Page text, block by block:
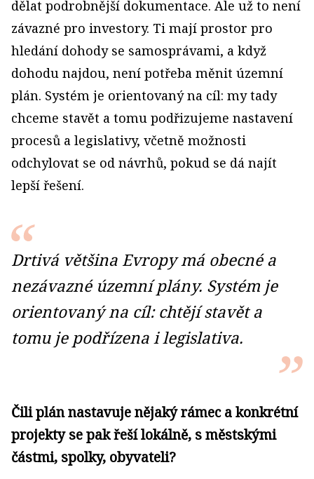
dělat podrobnější dokumentace. Ale už to není
závazné pro investory. Ti mají prostor pro
hledání dohody se samosprávami, a když
dohodu najdou, není potřeba měnit územní
plán. Systém je orientovaný na cíl: my tady
chceme stavět a tomu podřizujeme nastavení
procesů a legislativy, včetně možnosti
odchylovat se od návrhů, pokud se dá najít
lepší řešení.
Drtivá většina Evropy má obecné a
nezávazné územní plány. Systém je
orientovaný na cíl: chtějí stavět a
tomu je podřízena i legislativa.
Čili plán nastavuje nějaký rámec a konkrétní
projekty se pak řeší lokálně, s městskými
částmi, spolky, obyvateli?